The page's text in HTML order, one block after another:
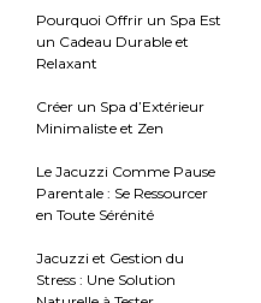
Pourquoi Offrir un Spa Est
un Cadeau Durable et
Relaxant
Créer un Spa d’Extérieur
Minimaliste et Zen
Le Jacuzzi Comme Pause
Parentale : Se Ressourcer
en Toute Sérénité
Jacuzzi et Gestion du
Stress : Une Solution